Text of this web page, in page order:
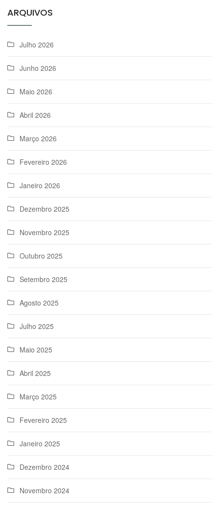
ARQUIVOS
Julho 2026
Junho 2026
Maio 2026
Abril 2026
Março 2026
Fevereiro 2026
Janeiro 2026
Dezembro 2025
Novembro 2025
Outubro 2025
Setembro 2025
Agosto 2025
Julho 2025
Maio 2025
Abril 2025
Março 2025
Fevereiro 2025
Janeiro 2025
Dezembro 2024
Novembro 2024